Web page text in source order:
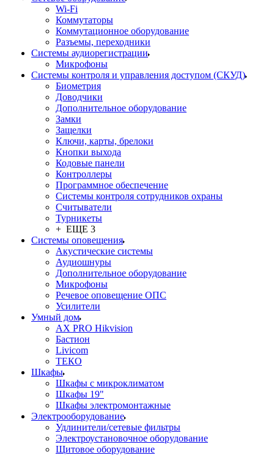
Wi-Fi
Коммутаторы
Коммутационное оборудование
Разъемы, переходники
Системы аудиорегистрации
Микрофоны
Системы контроля и управления доступом (СКУД)
Биометрия
Доводчики
Дополнительное оборудование
Замки
Защелки
Ключи, карты, брелоки
Кнопки выхода
Кодовые панели
Контроллеры
Программное обеспечение
Системы контроля сотрудников охраны
Считыватели
Турникеты
+ ЕЩЕ 3
Системы оповещения
Акустические системы
Аудиошнуры
Дополнительное оборудование
Микрофоны
Речевое оповещение ОПС
Усилители
Умный дом
AX PRO Hikvision
Бастион
Livicom
ТЕКО
Шкафы
Шкафы с микроклиматом
Шкафы 19"
Шкафы электромонтажные
Электрооборудование
Удлинители/сетевые фильтры
Электроустановочное оборудование
Щитовое оборудование